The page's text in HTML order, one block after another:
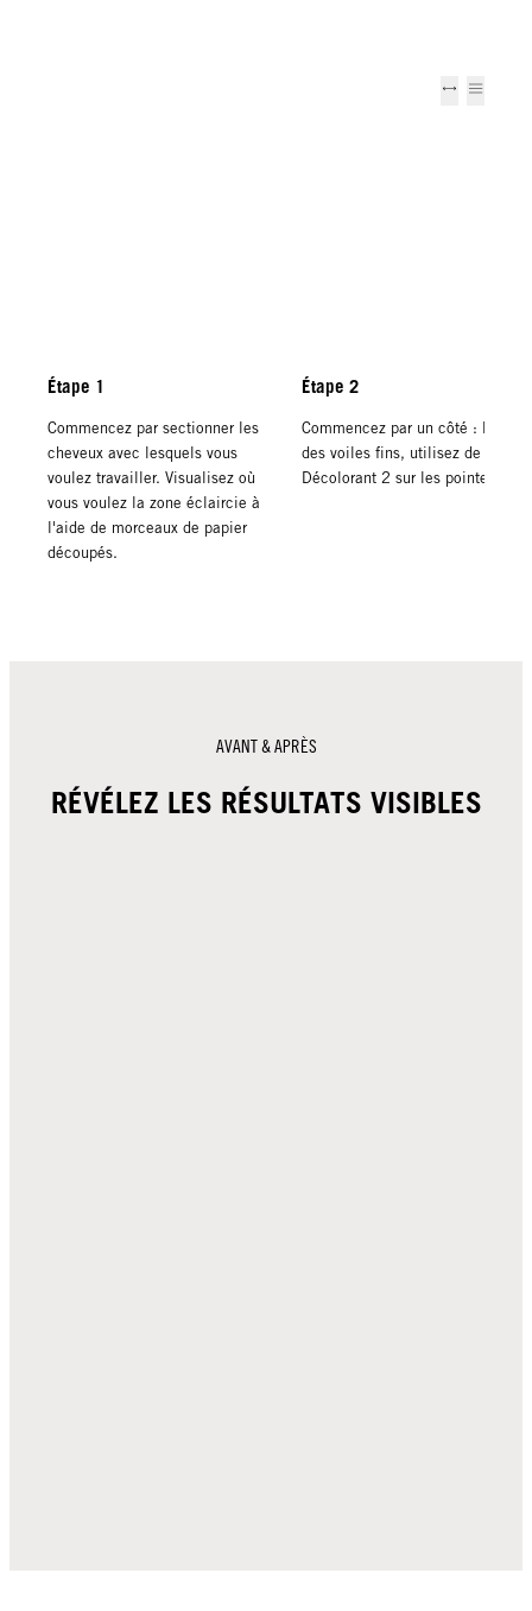
Étape 1
Commencez par sectionner les
cheveux avec lesquels vous
voulez travailler. Visualisez où
vous voulez la zone éclaircie à
l'aide de morceaux de papier
découpés.
Étape 2
Commencez par un côté : Prenez
des voiles fins, utilisez de
Décolorant 2 sur les pointes.
AVANT & APRÈS
RÉVÉLEZ LES RÉSULTATS VISIBLES